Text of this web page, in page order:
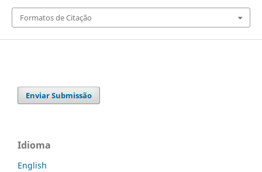
Formatos de Citação
Enviar Submissão
Idioma
English